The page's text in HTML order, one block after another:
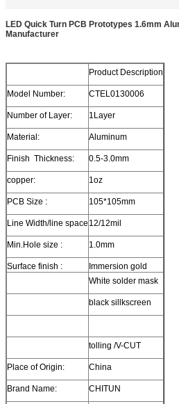
LED Quick Turn PCB Prototypes 1.6mm
Manufacturer
Product Description
Model Number: CTEL0130006
Number of Layer: 1Layer
Material: Aluminum
Finish Thickness: 0.5-3.0mm
copper: 1oz
PCB Size : 105*105mm
Line Width/line space 12/12mil
Min.Hole size : 1.0mm
Surface finish :
Immersion gold
White solder mask
black sillkscreen
tolling /V-CUT
Place of Origin: China
Brand Name: CHITUN